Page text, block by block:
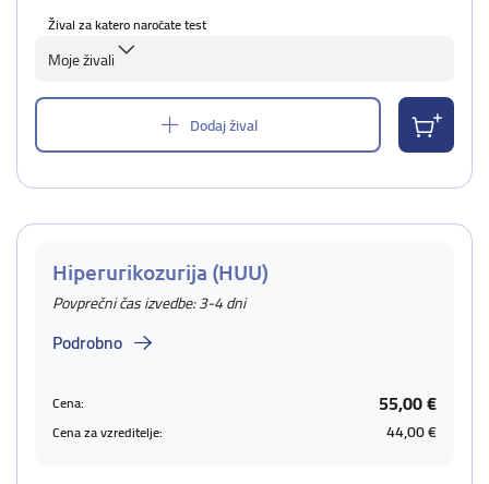
Žival za katero naročate test
Moje živali
Dodaj žival
Hiperurikozurija (HUU)
Povprečni čas izvedbe: 3-4 dni
Podrobno
Cena: 55,00 €
Cena za vzreditelje: 44,00 €